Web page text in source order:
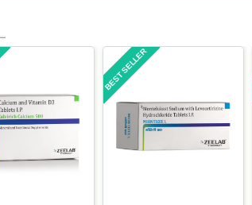
BEST SELLER